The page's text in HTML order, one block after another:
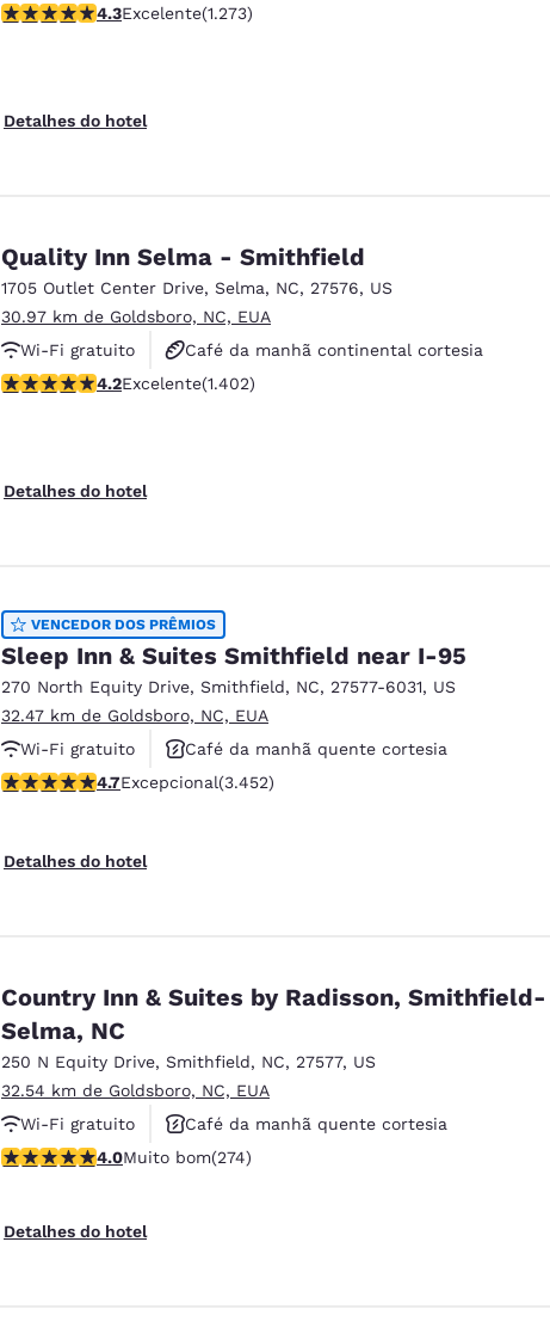
Café da manhã quente cortesia
classificação 4.29 estrelas. Excelente. 1273 avaliações
4.3Excelente(1.273)
Detalhes do hotel
Quality Inn Selma - Smithfield
1705 Outlet Center Drive, Selma, NC, 27576, US
30.97 km de Goldsboro, NC, EUA
Wi-Fi gratuito
Café da manhã continental cortesia
Aceita animais de estimação
classificação 4.23 estrelas. Excelente. 1402 avaliações
4.2Excelente(1.402)
Detalhes do hotel
VENCEDOR DOS PRÊMIOS
Sleep Inn & Suites Smithfield near I-95
270 North Equity Drive, Smithfield, NC, 27577-6031, US
32.47 km de Goldsboro, NC, EUA
Wi-Fi gratuito
Café da manhã quente cortesia
Piscina externa
classificação 4.68 estrelas. Excepcional. 3452 avaliações
4.7Excepcional(3.452)
Detalhes do hotel
Country Inn & Suites by Radisson, Smithfield-
Selma, NC
250 N Equity Drive, Smithfield, NC, 27577, US
32.54 km de Goldsboro, NC, EUA
Wi-Fi gratuito
Café da manhã quente cortesia
Não fumante
classificação 4 estrelas. Muito bom. 274 avaliações
4.0Muito bom(274)
Detalhes do hotel